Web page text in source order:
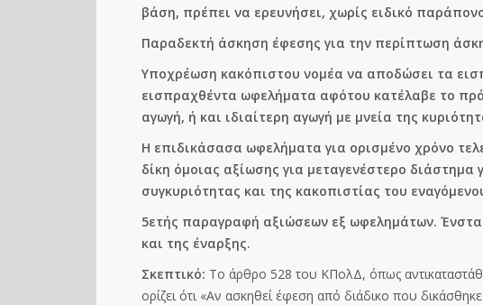
βάση, πρέπει να ερευνήσει, χωρίς ειδικό
Παραδεκτή άσκηση έφεσης για την περίπτωση
Υποχρέωση κακόπιστου νομέα να αποδώσει τα
εισπραχθέντα ωφελήματα αφότου κατέλαβε το
αγωγή, ή και ιδιαίτερη αγωγή με μνεία της
Η επιδικάσασα ωφελήματα για ορισμένο χρόνο
δίκη όμοιας αξίωσης για μεταγενέστερο
συγκυριότητας και της κακοπιστίας του
5ετής παραγραφή αξιώσεων εξ ωφελημάτων.
και της έναρξης.
Σκεπτικό: Το άρθρο 528 του ΚΠολΔ, όπως
ορίζει ότι «Αν ασκηθεί έφεση από διάδικο που